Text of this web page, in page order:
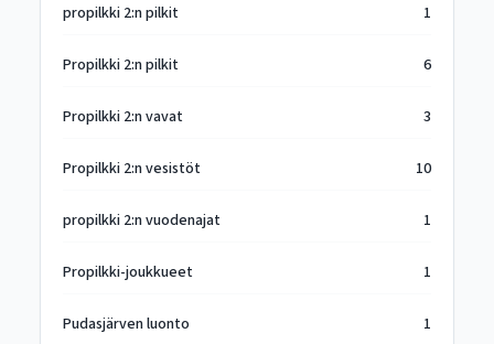
propilkki 2:n pilkit 1
Propilkki 2:n pilkit 6
Propilkki 2:n vavat 3
Propilkki 2:n vesistöt 10
propilkki 2:n vuodenajat 1
Propilkki-joukkueet 1
Pudasjärven luonto 1